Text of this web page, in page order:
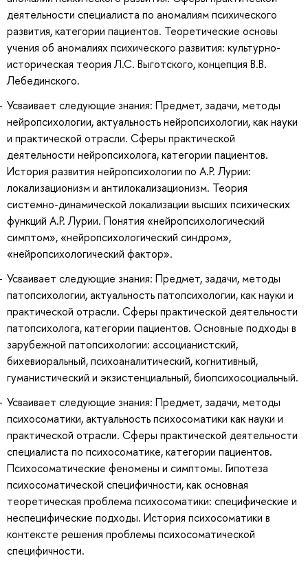
деятельности специалиста по аномалиям психического
развития, категории пациентов. Теоретические основы
учения об аномалиях психического развития: культурно-
историческая теория Л.С. Выготского, концепция В.В.
Лебединского.
Усваивает следующие знания: Предмет, задачи, методы
нейропсихологии, актуальность нейропсихологии, как науки
и практической отрасли. Сферы практической
деятельности нейропсихолога, категории пациентов.
История развития нейропсихологии по А.Р. Лурии:
локализационизм и антилокализационизм. Теория
системно-динамической локализации высших психических
функций А.Р. Лурии. Понятия «нейропсихологический
симптом», «нейропсихологический синдром»,
«нейропсихологический фактор».
Усваивает следующие знания: Предмет, задачи, методы
патопсихологии, актуальность патопсихологии, как науки и
практической отрасли. Сферы практической деятельности
патопсихолога, категории пациентов. Основные подходы в
зарубежной патопсихологии: ассоцианистский,
бихевиоральный, психоаналитический, когнитивный,
гуманистический и экзистенциальный, биопсихосоциальный.
Усваивает следующие знания: Предмет, задачи, методы
психосоматики, актуальность психосоматики как науки и
практической отрасли. Сферы практической деятельности
специалиста по психосоматике, категории пациентов.
Психосоматические феномены и симптомы. Гипотеза
психосоматической специфичности, как основная
теоретическая проблема психосоматики: специфические и
неспецифические подходы. История психосоматики в
контексте решения проблемы психосоматической
специфичности.